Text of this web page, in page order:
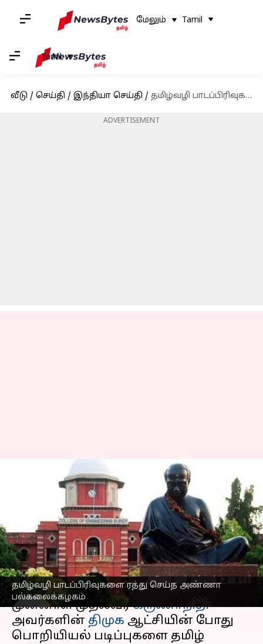
மேலும் Tamil
Tamil
வீடு / செய்தி / இந்தியா செய்தி / தமிழ்வழி பாடப்பிரிவுகளை ரத்து செய்த அண்ணா பல்கலைக்கழகம்
ADVERTISEMENT
தமிழ்வழி பாடப்பிரிவுகளை ரத்து செய்த அண்ணா
பல்கலைக்கழகம்
தமிழ்வழி
பாடப்பிரிவுகளை ரத்து
செய்த அண்ணா
பல்கலைக்கழகம்
எழுதியவர் Nivetha P May 25, 2023 12:37 pm
செய்தி முன்னோட்டம்
முன்னாள் முதல்வர்கருணாநிதி
அவர்களின் திமுக ஆட்சியின் போது
பொறியியல் படிப்புகளை தமிழ்